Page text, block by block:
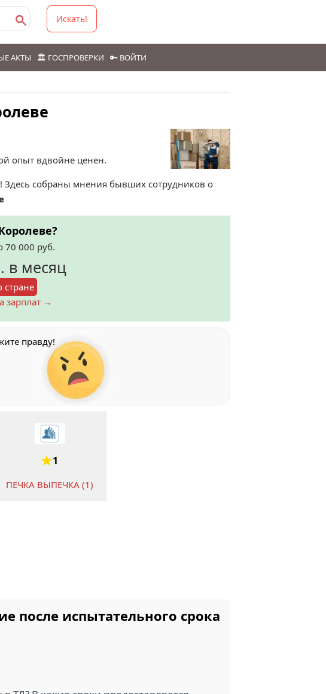
Искать!
АКТЫ 🏛️ ГОСПРОВЕРКИ 🔑 ВОЙТИ
опыт вдвойне ценен.
Здесь собраны мнения бывших сотрудников о
70 000 руб.
в месяц
стране
зарплат →
правду!
1
ПЕЧКА ВЫПЕЧКА (1)
после испытательного срока